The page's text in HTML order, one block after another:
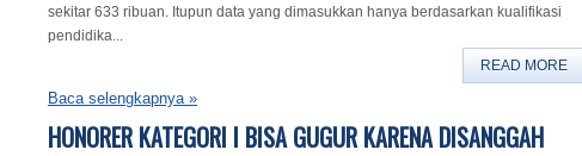
sekitar 633 ribuan. Itupun data yang dimasukkan hanya berdasarkan kualifikasi
pendidika...
READ MORE
Baca selengkapnya »
HONORER KATEGORI I BISA GUGUR KARENA DISANGGAH